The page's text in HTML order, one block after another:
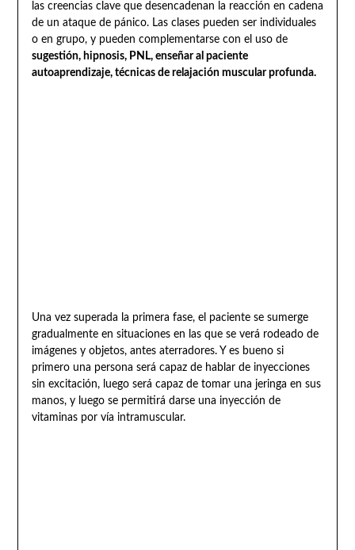
las creencias clave que desencadenan la reacción en cadena
de un ataque de pánico. Las clases pueden ser individuales
o en grupo, y pueden complementarse con el uso de
sugestión, hipnosis, PNL, enseñar al paciente
autoaprendizaje, técnicas de relajación muscular profunda.
Una vez superada la primera fase, el paciente se sumerge
gradualmente en situaciones en las que se verá rodeado de
imágenes y objetos, antes aterradores. Y es bueno si
primero una persona será capaz de hablar de inyecciones
sin excitación, luego será capaz de tomar una jeringa en sus
manos, y luego se permitirá darse una inyección de
vitaminas por vía intramuscular.